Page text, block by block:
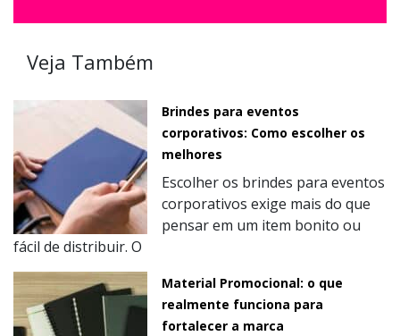
Veja Também
Brindes para eventos
corporativos: Como escolher os
melhores
Escolher os brindes para eventos
corporativos exige mais do que
pensar em um item bonito ou
fácil de distribuir. O
Material Promocional: o que
realmente funciona para
fortalecer a marca